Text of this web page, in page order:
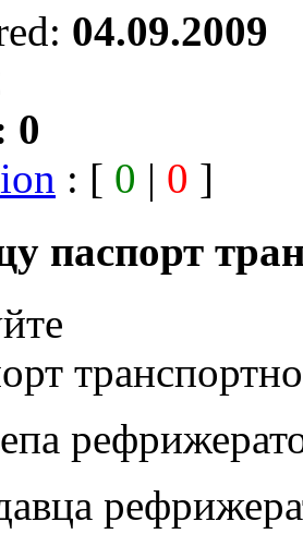
04.09.2009
0
: [ 0 | 0 ]
паспорт